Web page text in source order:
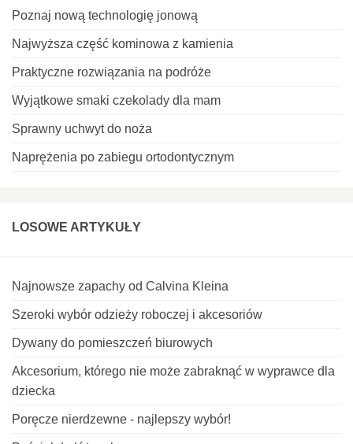
Poznaj nową technologię jonową
Najwyższa część kominowa z kamienia
Praktyczne rozwiązania na podróże
Wyjątkowe smaki czekolady dla mam
Sprawny uchwyt do noża
Naprężenia po zabiegu ortodontycznym
LOSOWE ARTYKUŁY
Najnowsze zapachy od Calvina Kleina
Szeroki wybór odzieży roboczej i akcesoriów
Dywany do pomieszczeń biurowych
Akcesorium, którego nie może zabraknąć w wyprawce dla
dziecka
Poręcze nierdzewne - najlepszy wybór!